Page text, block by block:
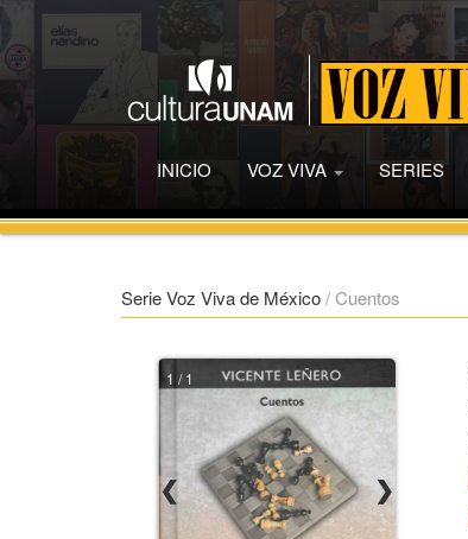
INICIO VOZ VIVA SERIES
Serie Voz Viva de México/Cuentos
1 / 1
❮ ❯